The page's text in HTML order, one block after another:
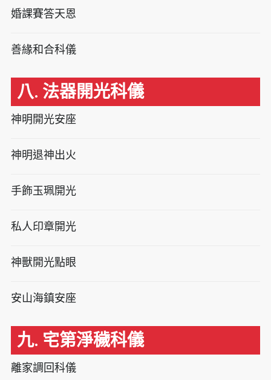
婚課賽答天恩
善緣和合科儀
八. 法器開光科儀
神明開光安座
神明退神出火
手飾玉珮開光
私人印章開光
神獸開光點眼
安山海鎮安座
九. 宅第淨穢科儀
離家調回科儀